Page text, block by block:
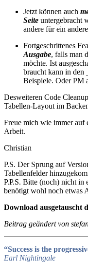
Jetzt können auch
Seite untergebracht
andere für ein
Fortgeschrittenes
Ausgabe, falls man
möchte. Ist
braucht kann in den
Beispiele. Oder PM
Desweiteren Code
Tabellen-Layout im
Freue mich wie immer auf
Arbeit.
Christian
P.S. Der Sprung auf
Tabellenfelder
P.P.S. Bitte (noch) nicht in
benötigt wohl noch etwas
Download ausgetauscht
Beitrag geändert von
“Success is the
Earl Nightingale